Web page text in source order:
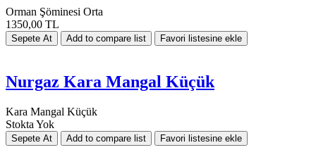
Orman Şöminesi Orta
1350,00 TL
Nurgaz Kara Mangal Küçük
Kara Mangal Küçük
Stokta Yok